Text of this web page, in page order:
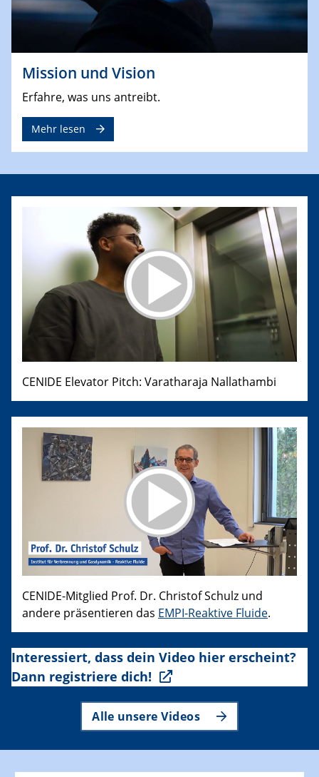
Mission und Vision
Erfahre, was uns antreibt.
Mehr lesen
CENIDE Elevator Pitch: Varatharaja Nallathambi
CENIDE-Mitglied Prof. Dr. Christof Schulz und
andere präsentieren das EMPI-Reaktive Fluide.
Interessiert, dass dein Video hier erscheint?
Dann registriere dich!
Alle unsere Videos